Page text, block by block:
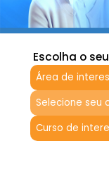
Escolha o seu
Área de
Selecione seu